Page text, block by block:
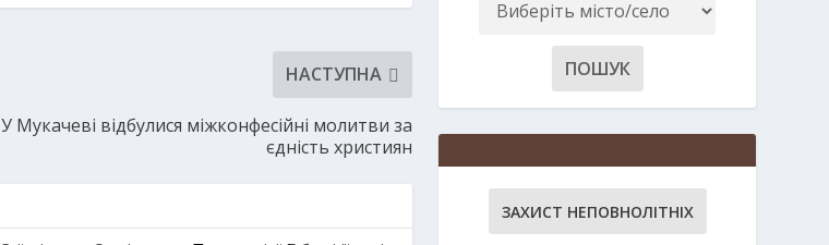
НАСТУПНА
У Мукачеві відбулися міжконфесійні молитви за
єдність християн
ЗАХИСТ НЕПОВНОЛІТНІХ